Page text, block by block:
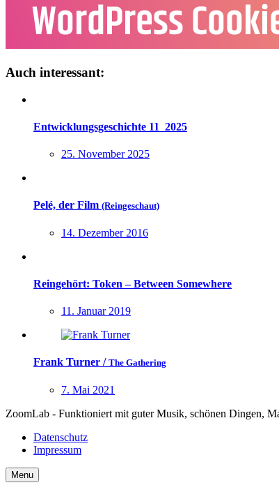
Auch interessant:
Entwicklungsgeschichte 11_2025
25. November 2025
Pelé, der Film (Reingeschaut)
14. Dezember 2016
Reingehört: Token – Between Somewhere
11. Januar 2019
Frank Turner / The Gathering
7. Mai 2021
ZoomLab - Funktioniert mit guter Musik, schönen Dingen,
Datenschutz
Impressum
Menu